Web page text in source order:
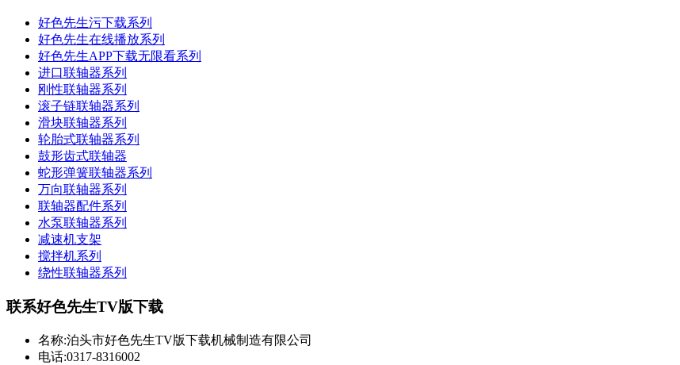
好色先生污下载系列
好色先生在线播放系列
好色先生APP下载无限看系列
进口联轴器系列
刚性联轴器系列
滚子链联轴器系列
滑块联轴器系列
轮胎式联轴器系列
鼓形齿式联轴器
蛇形弹簧联轴器系列
万向联轴器系列
联轴器配件系列
水泵联轴器系列
减速机支架
搅拌机系列
绕性联轴器系列
联系好色先生TV版下载
名称:泊头市好色先生TV版下载机械制造有限公司
电话:0317-8316002